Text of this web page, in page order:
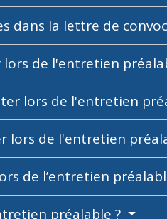
dans la lettre de
de l'entretien
lors de l'entretien
lors de l'entretien
de l’entretien
préalable ?